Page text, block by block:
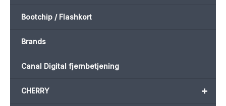
Bootchip / Flashkort
Brands
Canal Digital fjernbetjening
+
CHERRY